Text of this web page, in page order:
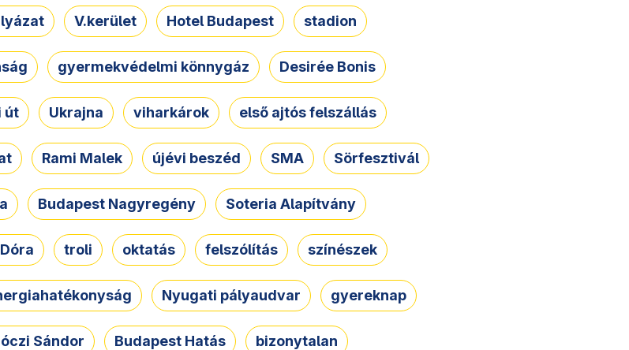
V.kerület Hotel Budapest stadion
gyermekvédelmi könnygáz Desirée Bonis
út Ukrajna viharkárok első ajtós felszállás
Rami Malek újévi beszéd SMA Sörfesztivál
Budapest Nagyregény Soteria Alapítvány
troli oktatás felszólítás színészek
Nyugati pályaudvar gyereknap
Sándor Budapest Hatás bizonytalan